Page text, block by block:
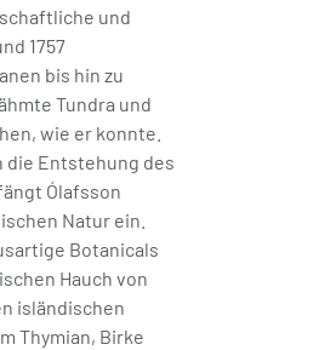
und
1757
bis hin zu
Tundra und
wie er konnte.
die Entstehung des
Ólafsson
Natur ein.
Botanicals
Hauch von
isländischen
Thymian, Birke